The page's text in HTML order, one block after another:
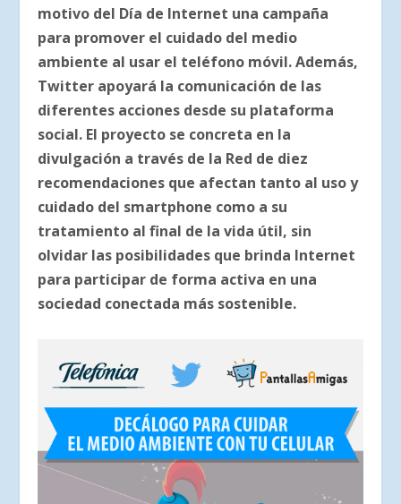
motivo del Día de Internet una campaña
para promover el cuidado del medio
ambiente al usar el teléfono móvil. Además,
Twitter apoyará la comunicación de las
diferentes acciones desde su plataforma
social. El proyecto se concreta en la
divulgación a través de la Red de diez
recomendaciones que afectan tanto al uso y
cuidado del smartphone como a su
tratamiento al final de la vida útil, sin
olvidar las posibilidades que brinda Internet
para participar de forma activa en una
sociedad conectada más sostenible.